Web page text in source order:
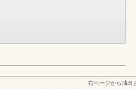
右ページから抽出